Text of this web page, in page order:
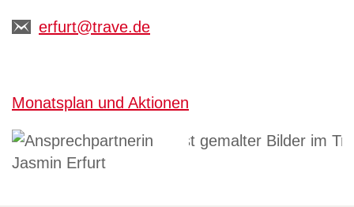
erfurt@trave.de
Monatsplan und Aktionen